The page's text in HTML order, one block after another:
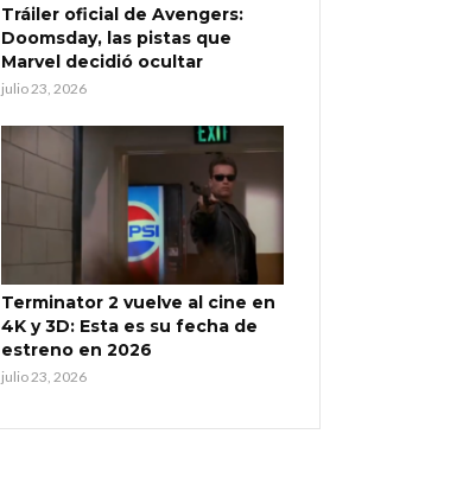
Tráiler oficial de Avengers:
Doomsday, las pistas que
Marvel decidió ocultar
julio 23, 2026
Terminator 2 vuelve al cine en
4K y 3D: Esta es su fecha de
estreno en 2026
julio 23, 2026